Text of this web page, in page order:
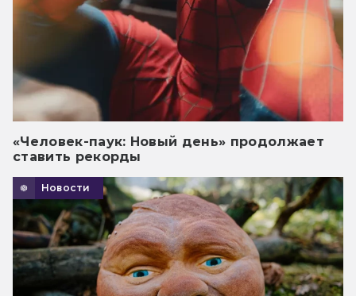
«Человек-паук: Новый день» продолжает
ставить рекорды
Новости